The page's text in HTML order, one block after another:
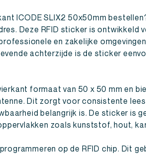
ICODE SLIX2 50x50mm
Deze RFID sticker is ontwikkeld
en zakelijke
achterzijde is de sticker
formaat van 50 x 50 mm en
Dit zorgt voor consistente
belangrijk is. De sticker is
zoals kunststof, hout,
op de RFID chip. Dit